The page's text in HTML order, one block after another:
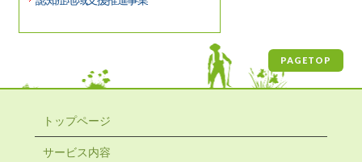
PAGETOP
トップページ
サービス内容